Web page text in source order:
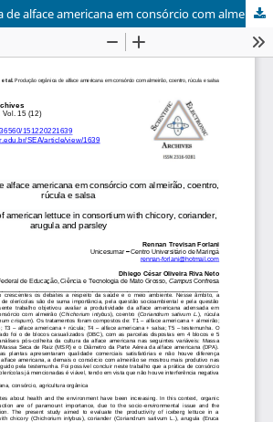
Produção orgânica de alface americana em consórcio com almeirão, coentro, rúcula e salsa